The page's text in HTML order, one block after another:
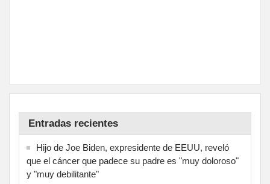
Entradas recientes
Hijo de Joe Biden, expresidente de EEUU, reveló
que el cáncer que padece su padre es "muy doloroso"
y "muy debilitante"